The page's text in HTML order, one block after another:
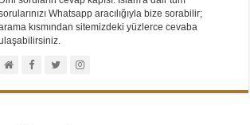
Whatsapp aracılığıyla bize sorabilir;
kısmından sitemizdeki yüzlerce cevaba